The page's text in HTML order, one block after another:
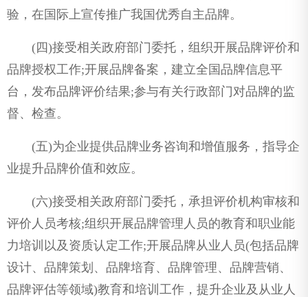
验，在国际上宣传推广我国优秀自主品牌。
(四)接受相关政府部门委托，组织开展品牌评价和
品牌授权工作;开展品牌备案，建立全国品牌信息平
台，发布品牌评价结果;参与有关行政部门对品牌的监
督、检查。
(五)为企业提供品牌业务咨询和增值服务，指导企
业提升品牌价值和效应。
(六)接受相关政府部门委托，承担评价机构审核和
评价人员考核;组织开展品牌管理人员的教育和职业能
力培训以及资质认定工作;开展品牌从业人员(包括品牌
设计、品牌策划、品牌培育、品牌管理、品牌营销、
品牌评估等领域)教育和培训工作，提升企业及从业人